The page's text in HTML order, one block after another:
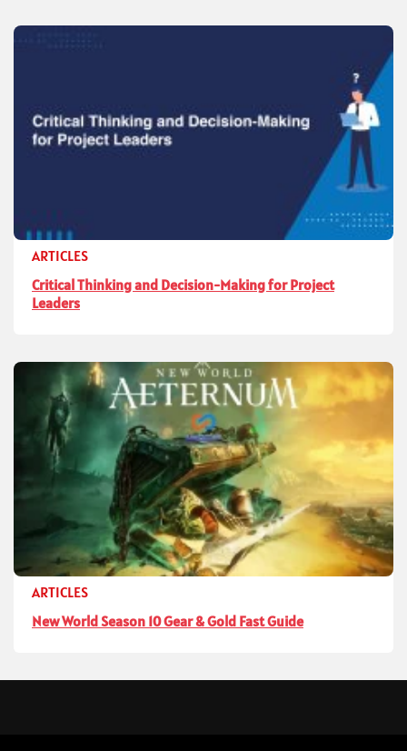
ARTICLES
Critical Thinking and Decision-Making for Project
Leaders
ARTICLES
New World Season 10 Gear & Gold Fast Guide